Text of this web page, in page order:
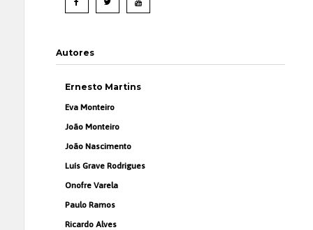
Autores
Ernesto Martins
Eva Monteiro
João Monteiro
João Nascimento
Luís Grave Rodrigues
Onofre Varela
Paulo Ramos
Ricardo Alves